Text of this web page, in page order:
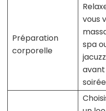
Préparation
corporelle
vous
spa
soirée